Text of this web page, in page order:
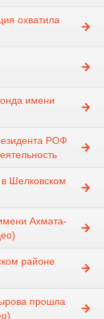
охватила
имени
РОФ
Шелковском
Ахмата-
районе
прошла